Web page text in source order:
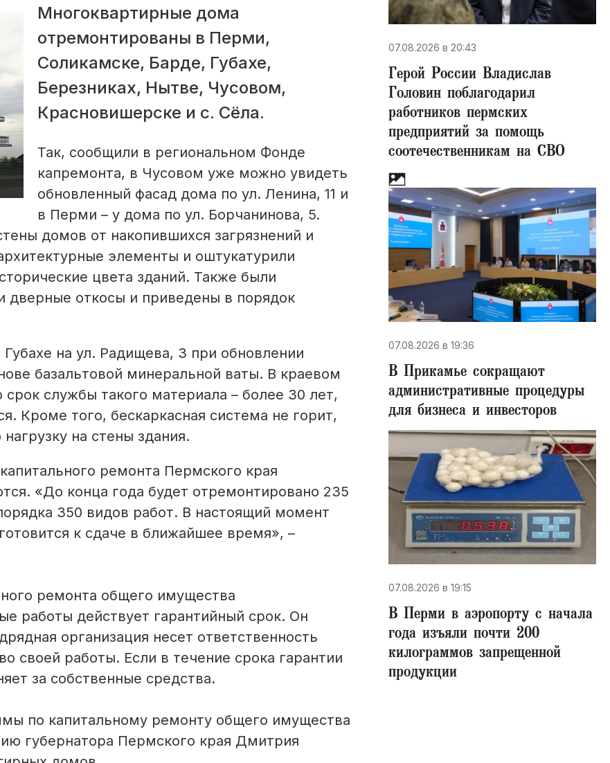
Многоквартирные дома
отремонтированы в Перми,
Соликамске, Барде, Губахе,
Березниках, Нытве, Чусовом,
Красновишерске и с. Сёла.
Так, сообщили в региональном Фонде
капремонта, в Чусовом уже можно увидеть
обновленный фасад дома по ул. Ленина, 11 и
в Перми – у дома по ул. Борчанинова, 5.
домов от накопившихся загрязнений и
элементы и оштукатурили
цвета зданий. Также были
откосы и приведены в порядок
на ул. Радищева, 3 при обновлении
базальтовой минеральной ваты. В краевом
службы такого материала – более 30 лет,
Кроме того, бескаркасная система не горит,
на стены здания.
ремонта Пермского края
«До конца года будет отремонтировано 235
350 видов работ. В настоящий момент
к сдаче в ближайшее время», –
ремонта общего имущества
работы действует гарантийный срок. Он
организация несет ответственность
своей работы. Если в течение срока гарантии
за собственные средства.
по капитальному ремонту общего имущества
губернатора Пермского края Дмитрия
07.08.2026 в 20:43
Герой России Владислав
Головин поблагодарил
работников пермских
предприятий за помощь
соотечественникам на СВО
07.08.2026 в 19:36
В Прикамье сокращают
административные процедуры
для бизнеса и инвесторов
07.08.2026 в 19:15
В Перми в аэропорту с начала
года изъяли почти 200
килограммов запрещенной
продукции